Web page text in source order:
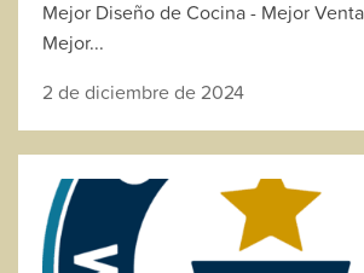
Mejor Diseño de Cocina - Mejor
Mejor...
2 de diciembre de 2024